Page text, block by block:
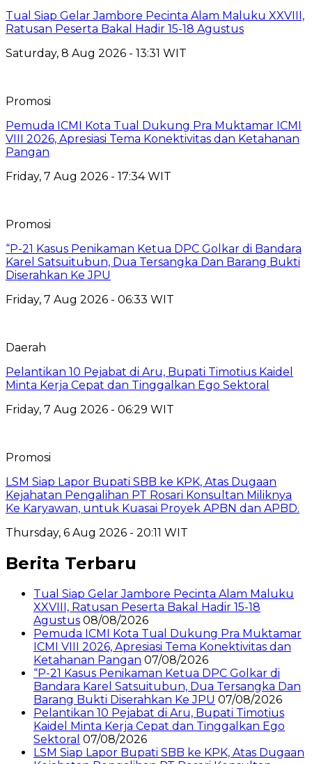
Tual Siap Gelar Jambore Pecinta Alam Maluku XXVIII,
Ratusan Peserta Bakal Hadir 15-18 Agustus
Saturday, 8 Aug 2026 - 13:31 WIT
Promosi
Pemuda ICMI Kota Tual Dukung Pra Muktamar ICMI
VIII 2026, Apresiasi Tema Konektivitas dan Ketahanan
Pangan
Friday, 7 Aug 2026 - 17:34 WIT
Promosi
“P-21 Kasus Penikaman Ketua DPC Golkar di Bandara
Karel Satsuitubun, Dua Tersangka Dan Barang Bukti
Diserahkan Ke JPU
Friday, 7 Aug 2026 - 06:33 WIT
Daerah
Pelantikan 10 Pejabat di Aru, Bupati Timotius Kaidel
Minta Kerja Cepat dan Tinggalkan Ego Sektoral
Friday, 7 Aug 2026 - 06:29 WIT
Promosi
LSM Siap Lapor Bupati SBB ke KPK, Atas Dugaan
Kejahatan Pengalihan PT Rosari Konsultan Miliknya
Ke Karyawan, untuk Kuasai Proyek APBN dan APBD.
Thursday, 6 Aug 2026 - 20:11 WIT
Berita Terbaru
Tual Siap Gelar Jambore Pecinta Alam Maluku
XXVIII, Ratusan Peserta Bakal Hadir 15-18
Agustus 08/08/2026
Pemuda ICMI Kota Tual Dukung Pra Muktamar
ICMI VIII 2026, Apresiasi Tema Konektivitas dan
Ketahanan Pangan 07/08/2026
“P-21 Kasus Penikaman Ketua DPC Golkar di
Bandara Karel Satsuitubun, Dua Tersangka Dan
Barang Bukti Diserahkan Ke JPU 07/08/2026
Pelantikan 10 Pejabat di Aru, Bupati Timotius
Kaidel Minta Kerja Cepat dan Tinggalkan Ego
Sektoral 07/08/2026
LSM Siap Lapor Bupati SBB ke KPK, Atas Dugaan